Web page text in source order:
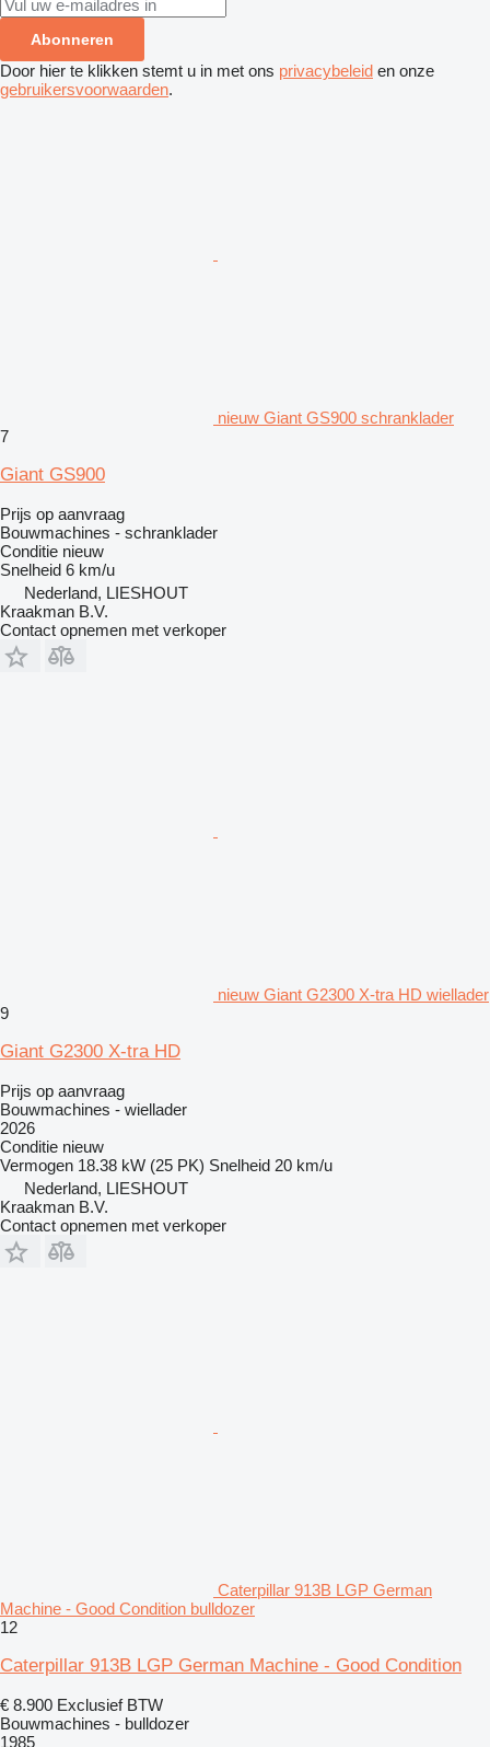
Abonneren
Door hier te klikken stemt u in met ons privacybeleid en onze
gebruikersvoorwaarden.
nieuw Giant GS900 schranklader
7
Giant GS900
Prijs op aanvraag
Bouwmachines - schranklader
Conditie nieuw
Snelheid 6 km/u
Nederland, LIESHOUT
Kraakman B.V.
Contact opnemen met verkoper
nieuw Giant G2300 X-tra HD wiellader
9
Giant G2300 X-tra HD
Prijs op aanvraag
Bouwmachines - wiellader
2026
Conditie nieuw
Vermogen 18.38 kW (25 PK) Snelheid 20 km/u
Nederland, LIESHOUT
Kraakman B.V.
Contact opnemen met verkoper
Caterpillar 913B LGP German
Machine - Good Condition bulldozer
12
Caterpillar 913B LGP German Machine - Good Condition
€ 8.900 Exclusief BTW
Bouwmachines - bulldozer
1985